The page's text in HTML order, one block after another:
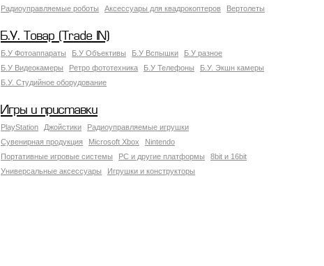
Радиоуправляемые роботы
Аксессуары для квадрокоптеров Вертолеты
Б.У. Товар (Trade IN)
Б.У Фотоаппараты Б.У Объективы Б.У Вспышки
Б.У разное
Б.У Видеокамеры
Ретро фототехника Б.У Телефоны
Б.У. Экшн камеры
Б.У. Студийное оборудование
Игры и приставки
PlayStation Джойстики
Радиоуправляемые игрушки
Сувенирная продукция
Microsoft Xbox
Nintendo
Портативные игровые системы
PC и другие платформы
8bit и 16bit
Универсальные аксессуары
Игрушки и конструкторы